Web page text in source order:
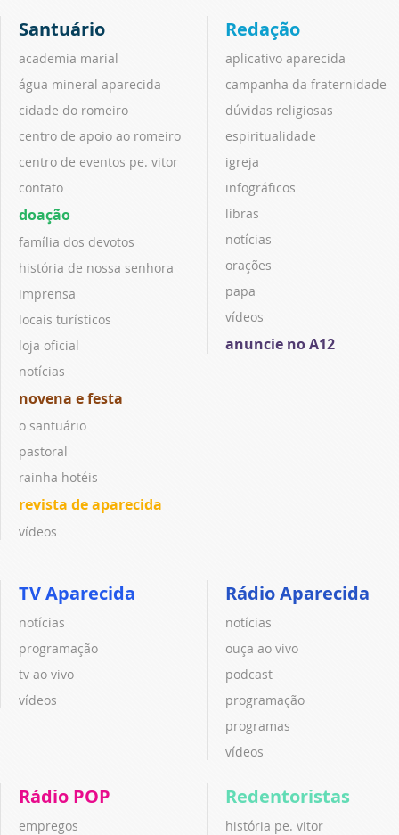
Santuário
academia marial
água mineral aparecida
cidade do romeiro
centro de apoio ao romeiro
centro de eventos pe. vitor
contato
doação
família dos devotos
história de nossa senhora
imprensa
locais turísticos
loja oficial
notícias
novena e festa
o santuário
pastoral
rainha hotéis
revista de aparecida
vídeos
Redação
aplicativo aparecida
campanha da fraternidade
dúvidas religiosas
espiritualidade
igreja
infográficos
libras
notícias
orações
papa
vídeos
anuncie no A12
TV Aparecida
notícias
programação
tv ao vivo
vídeos
Rádio Aparecida
notícias
ouça ao vivo
podcast
programação
programas
vídeos
Rádio POP
empregos
Redentoristas
história pe. vitor